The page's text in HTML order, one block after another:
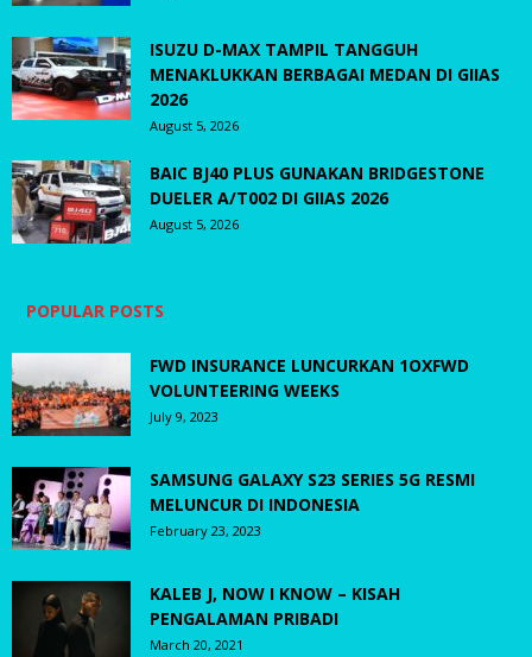
ISUZU D-MAX TAMPIL TANGGUH
MENAKLUKKAN BERBAGAI MEDAN DI GIIAS
2026
August 5, 2026
BAIC BJ40 PLUS GUNAKAN BRIDGESTONE
DUELER A/T002 DI GIIAS 2026
August 5, 2026
POPULAR POSTS
FWD INSURANCE LUNCURKAN 1OXFWD
VOLUNTEERING WEEKS
July 9, 2023
SAMSUNG GALAXY S23 SERIES 5G RESMI
MELUNCUR DI INDONESIA
February 23, 2023
KALEB J, NOW I KNOW – KISAH
PENGALAMAN PRIBADI
March 20, 2021